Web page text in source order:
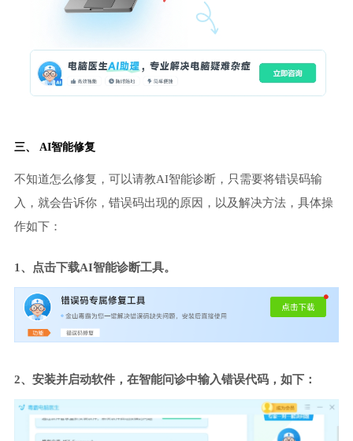
三、 AI智能修复
不知道怎么修复，可以请教AI智能诊断，只需要将错误码输
入，就会告诉你，错误码出现的原因，以及解决方法，具体操
作如下：
1、点击下载AI智能诊断工具。
2、安装并启动软件，在智能问诊中输入错误代码，如下：